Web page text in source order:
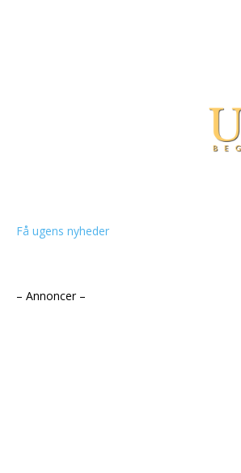
Få ugens nyheder
– Annoncer –